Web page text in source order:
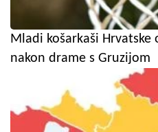
Mladi košarkaši Hrvatske
nakon drame s Gruzijom